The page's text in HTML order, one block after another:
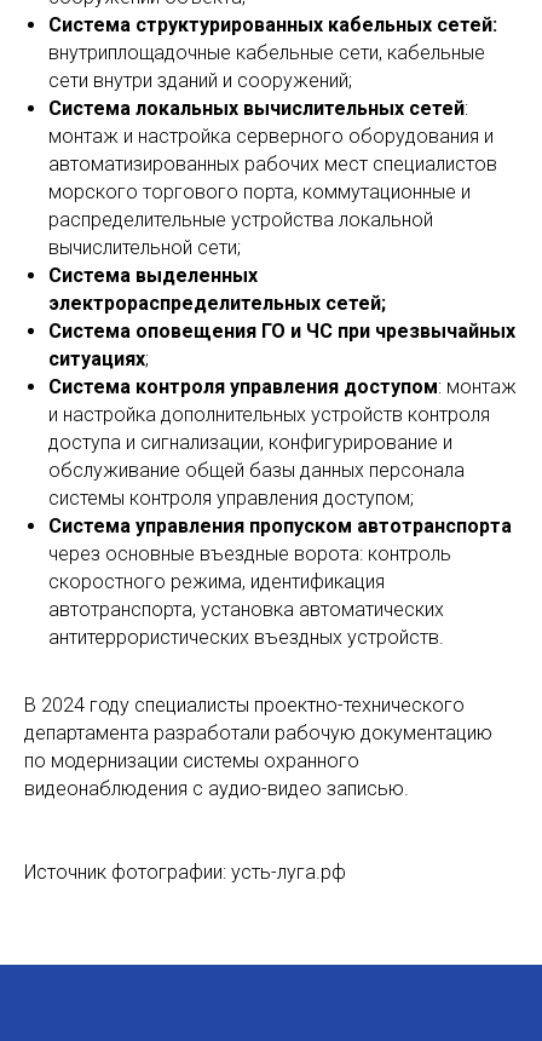
Система структурированных кабельных сетей:
внутриплощадочные кабельные сети, кабельные
сети внутри зданий и сооружений;
Система локальных вычислительных сетей:
монтаж и настройка серверного оборудования и
автоматизированных рабочих мест специалистов
морского торгового порта, коммутационные и
распределительные устройства локальной
вычислительной сети;
Система выделенных
электрораспределительных сетей;
Система оповещения ГО и ЧС при чрезвычайных
ситуациях;
Система контроля управления доступом: монтаж
и настройка дополнительных устройств контроля
доступа и сигнализации, конфигурирование и
обслуживание общей базы данных персонала
системы контроля управления доступом;
Система управления пропуском автотранспорта
через основные въездные ворота: контроль
скоростного режима, идентификация
автотранспорта, установка автоматических
антитеррористических въездных устройств.
В 2024 году специалисты проектно-технического
департамента разработали рабочую документацию
по модернизации системы охранного
видеонаблюдения с аудио-видео записью.
Источник фотографии: усть-луга.рф